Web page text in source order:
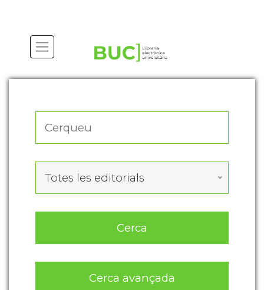
Totes les editorials
Cerca
Cerca avançada